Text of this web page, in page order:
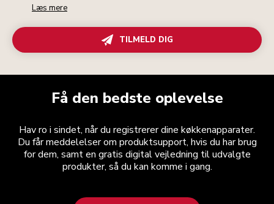
Læs mere
TILMELD DIG
Få den bedste oplevelse
Hav ro i sindet, når du registrerer dine køkkenapparater.
Du får meddelelser om produktsupport, hvis du har brug
for dem, samt en gratis digital vejledning til udvalgte
produkter, så du kan komme i gang.